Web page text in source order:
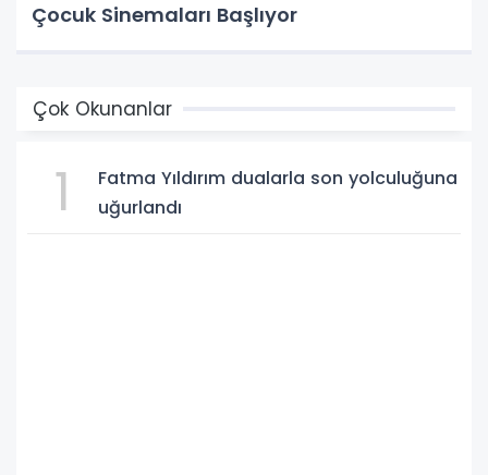
Çocuk Sinemaları Başlıyor
Çok Okunanlar
1
Fatma Yıldırım dualarla son yolculuğuna
uğurlandı